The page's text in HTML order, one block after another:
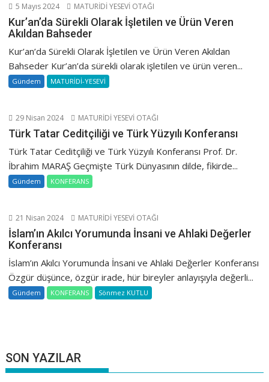
5 Mayıs 2024 MATURİDİ YESEVİ OTAĞI
Kur’an’da Sürekli Olarak İşletilen ve Ürün Veren
Akıldan Bahseder
Kur’an’da Sürekli Olarak İşletilen ve Ürün Veren Akıldan
Bahseder Kur’an’da sürekli olarak işletilen ve ürün veren...
Gündem MATURİDİ-YESEVİ
29 Nisan 2024 MATURİDİ YESEVİ OTAĞI
Türk Tatar Ceditçiliği ve Türk Yüzyılı Konferansı
Türk Tatar Ceditçiliği ve Türk Yüzyılı Konferansı Prof. Dr.
İbrahim MARAŞ Geçmişte Türk Dünyasının dilde, fikirde...
Gündem KONFERANS
21 Nisan 2024 MATURİDİ YESEVİ OTAĞI
İslam’ın Akılcı Yorumunda İnsani ve Ahlaki Değerler
Konferansı
İslam’ın Akılcı Yorumunda İnsani ve Ahlaki Değerler Konferansı
Özgür düşünce, özgür irade, hür bireyler anlayışıyla değerli...
Gündem KONFERANS Sönmez KUTLU
SON YAZILAR